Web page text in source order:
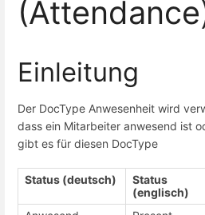
Einleitung
Der DocType Anwesenheit wird
dass ein Mitarbeiter anwesend ist
gibt es für diesen DocType
Status (deutsch)
Status
(englisch)